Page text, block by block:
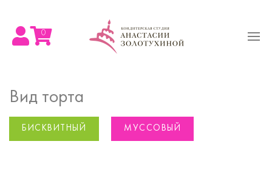
0
Вид торта
БИСКВИТНЫЙ МУССОВЫЙ